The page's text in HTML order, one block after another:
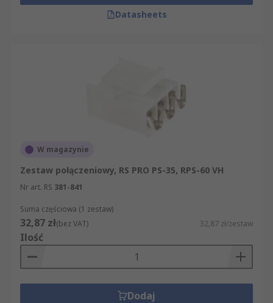
Datasheets
W magazynie
Zestaw połączeniowy, RS PRO PS-35, RPS-60 VH
Nr art. RS 381-841
Suma częściowa (1 zestaw)
32,87 zł(bez VAT) 32,87 zł/zestaw
Ilość
Dodaj